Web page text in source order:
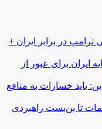
ترامپ در برابر ایران +
ایران برای عبور از
باید خسارات به منافع
تا بن‌بست راهبردی